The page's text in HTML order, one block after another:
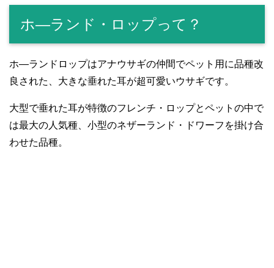
ホ―ランド・ロップって？
ホ―ランドロップはアナウサギの仲間でペット用に品種改
良された、大きな垂れた耳が超可愛いウサギです。
大型で垂れた耳が特徴のフレンチ・ロップとペットの中で
は最大の人気種、小型のネザーランド・ドワーフを掛け合
わせた品種。